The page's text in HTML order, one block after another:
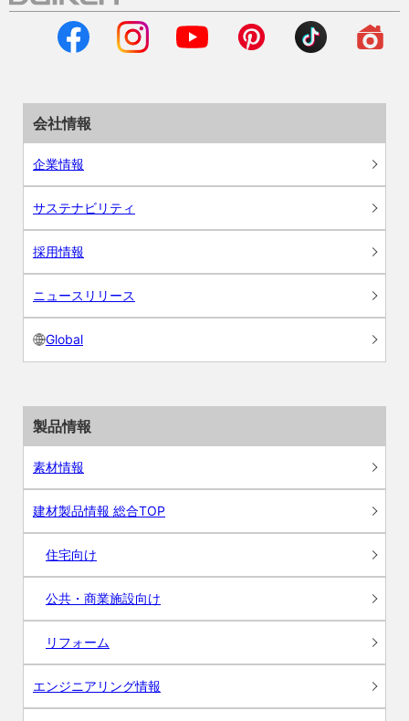
会社情報
企業情報
サステナビリティ
採用情報
ニュースリリース
Global
製品情報
素材情報
建材製品情報 総合TOP
住宅向け
公共・商業施設向け
リフォーム
エンジニアリング情報